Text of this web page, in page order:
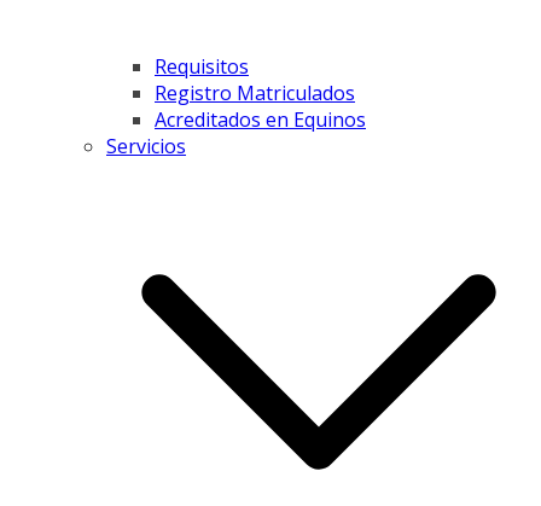
Requisitos
Registro Matriculados
Acreditados en Equinos
Servicios